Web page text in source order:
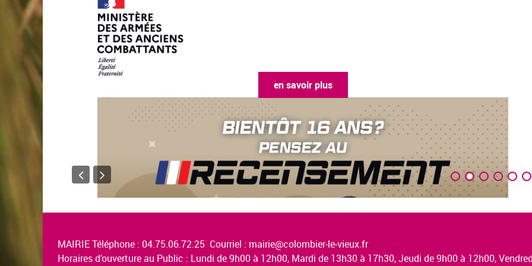
en savoir plus
MAIRIE Téléphone : 04.75.06.72.25 Courriel : mairie@colombier-le-vieux.fr
Horaires d’ouverture au Public : Lundi de 9h00 à 12h00, Mardi de 13h30 à 17h30, Jeudi de 9h00 à 12h00,